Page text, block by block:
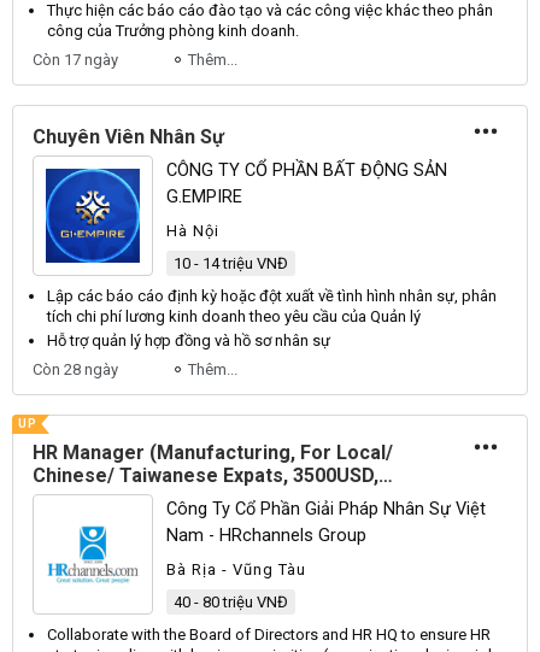
Thực hiện các báo cáo đào tạo và các công việc khác theo phân
công củaTrưởng phòng kinh doanh.
Còn 17 ngày
Thêm...
Chuyên Viên Nhân Sự
CÔNG TY CỔ PHẦN BẤT ĐỘNG SẢN
G.EMPIRE
Hà Nội
10 - 14 triệu VNĐ
Lập các báo cáo định kỳ hoặc đột xuất về tình hình nhân sự, phân
tích chi phí lương kinh doanh theo yêu cầu của Quản lý
Hỗ trợquản lý hợp đồng và hồ sơnhân sự
Còn 28 ngày
Thêm...
UP
HR Manager (Manufacturing, For Local/
Chinese/ Taiwanese Expats, 3500USD,
ID17987)
Công Ty Cổ Phần Giải Pháp Nhân Sự Việt
Nam - HRchannels Group
Bà Rịa - Vũng Tàu
40 - 80 triệu VNĐ
Collaborate with the Board of Directors and HR HQ to ensure HR